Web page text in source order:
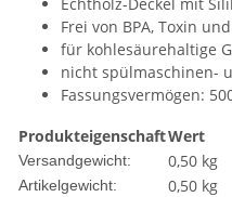
Frei von BPA, Toxin
für kohlesäurehaltige
nicht spülmaschinen-
Fassungsvermögen:
ProdukteigenschaftWert
Versandgewicht: 0,50 kg
Artikelgewicht: 0,50 kg